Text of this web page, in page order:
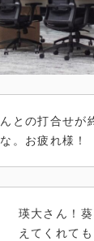
との打合せが
。お疲れ様！
瑛大さん！
えてくれて